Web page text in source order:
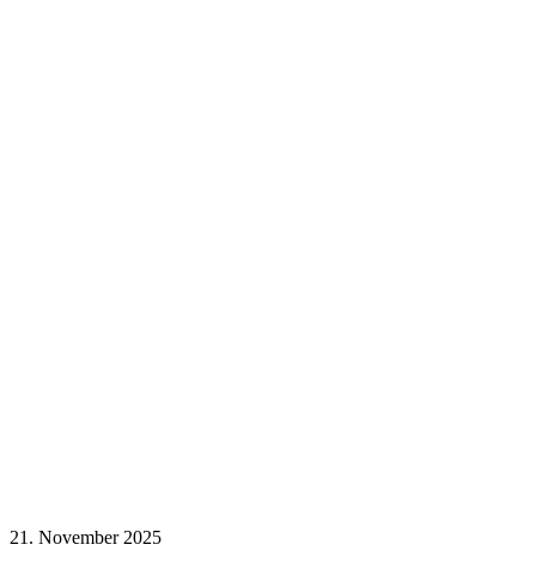
21. November 2025